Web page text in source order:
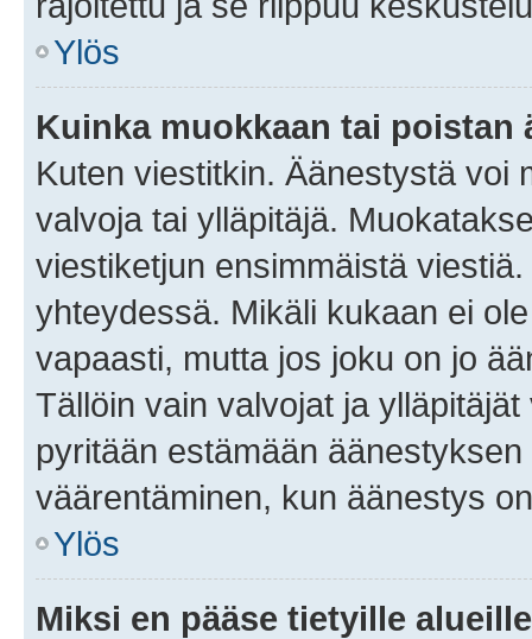
Ylös
Kuinka muokkaan tai poistan
Kuten viestitkin. Äänestystä voi
valvoja tai ylläpitäjä.
viestiketjun ensimmäistä
yhteydessä. Mikäli kukaan ei
vapaasti, mutta jos joku on jo
Tällöin vain valvojat ja
pyritään estämään
väärentäminen, kun äänestys
Ylös
Miksi en pääse tietyille